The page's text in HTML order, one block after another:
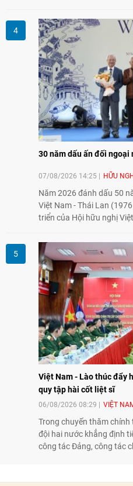
đổi về định hướng triển
Nông nghiệp và An toàn
hướng tới thúc đẩy
và mở rộng hợp tác phát
30 năm dấu ấn đối ngoại
07/08/2026 14:25 HỮU
Năm 2026 đánh dấu 50
Việt Nam - Thái Lan
triển của Hội hữu nghị
tình hữu nghị, đồng thời
giao lưu truyền thống
nghiệp, giáo dục, văn hóa
cường sự hiểu biết và
Việt Nam - Lào thúc đẩy
quy tập hài cốt liệt sĩ
06/08/2026 08:29 VIỆT
Trong chuyến thăm
đội hai nước khẳng định
công tác Đảng, công tác